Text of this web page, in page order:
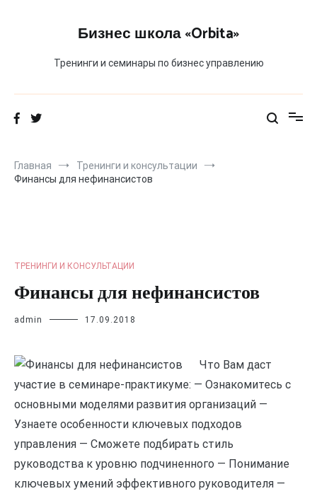
Бизнес школа «Orbita»
Тренинги и семинары по бизнес управлению
Главная
Тренинги и консультации
Финансы для нефинансистов
ТРЕНИНГИ И КОНСУЛЬТАЦИИ
Финансы для нефинансистов
admin 17.09.2018
Что Вам даст
участие в семинаре-практикуме: — Ознакомитесь с
основными моделями развития организаций —
Узнаете особенности ключевых подходов
управления — Сможете подбирать стиль
руководства к уровню подчиненного — Понимание
ключевых умений эффективного руководителя —